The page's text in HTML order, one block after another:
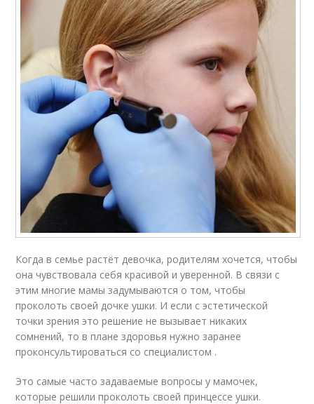
Когда в семье растёт девочка, родителям хочется, чтобы
она чувствовала себя красивой и уверенной. В связи с
этим многие мамы задумываются о том, чтобы
проколоть своей дочке ушки. И если с эстетической
точки зрения это решение не вызывает никаких
сомнений, то в плане здоровья нужно заранее
проконсультироваться со специалистом .
Это самые часто задаваемые вопросы у мамочек,
которые решили проколоть своей принцессе ушки.